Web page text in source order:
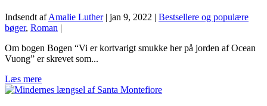
Indsendt afAmalie Luther| jan 9, 2022 | Bestsellere og populære
bøger, Roman |
Om bogen Bogen “Vi er kortvarigt smukke her på jorden af Ocean
Vuong” er skrevet som...
Læs mere